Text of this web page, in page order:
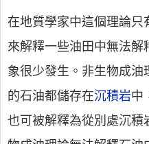
在地質學家中這個理論只
來解釋一些油田中無法
象很少發生。非生物成油
的石油都儲存在沉積岩中
也可被解釋為從別處沉積